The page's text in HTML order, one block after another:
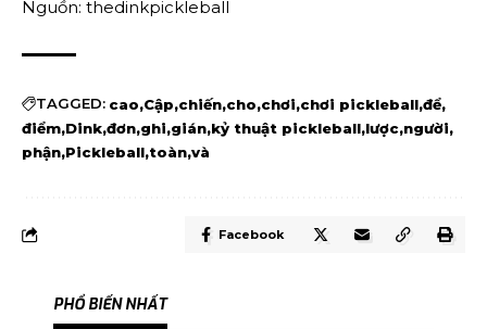
Nguồn: thedinkpickleball
TAGGED: cao Cập chiến cho chơi chơi pickleball để
điểm Dink đơn ghi gián kỷ thuật pickleball lược người
phận Pickleball toàn và
Facebook
PHỔ BIẾN NHẤT